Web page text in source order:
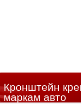
Кронштейн
маркам авто